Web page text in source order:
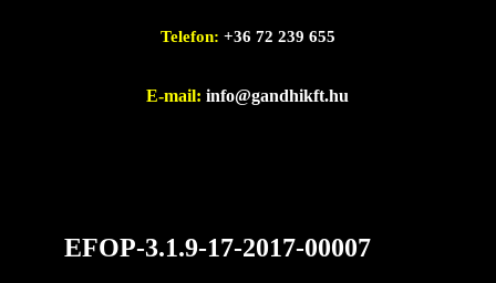
Telefon: +36 72 239 655
E-mail: info@gandhikft.hu
EFOP-3.1.9-17-2017-00007